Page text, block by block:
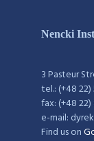
Nencki
3 Pasteur
tel.: (+48
fax: (+48
e-mail:
Find us on